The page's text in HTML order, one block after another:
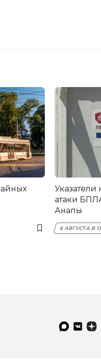
Указатели
атаки
Анапы
6 АВГУСТА В